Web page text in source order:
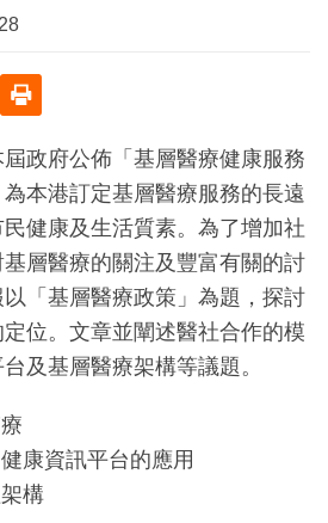
政府公佈「基層醫療健康服務
本港訂定基層醫療服務的長遠
健康及生活質素。為了增加社
層醫療的關注及豐富有關的討
「基層醫療政策」為題，探討
位。文章並闡述醫社合作的模
及基層醫療架構等議題。
康資訊平台的應用
構